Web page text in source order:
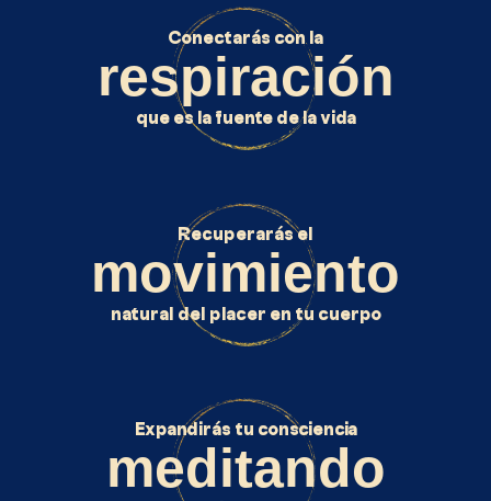
Conectarás con la
respiración
que es la fuente de la vida
Recuperarás el
movimiento
natural del placer en tu cuerpo
Expandirás tu consciencia
meditando